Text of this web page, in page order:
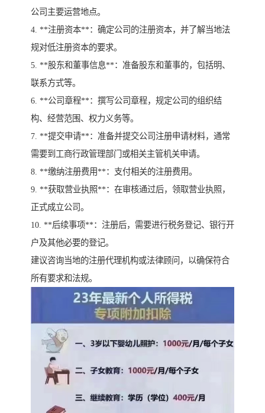
公司主要运营地点。
4. **注册资本**：确定公司的注册资本，并了解当地法
规对低注册资本的要求。
5. **股东和董事信息**：准备股东和董事的，包括明、
联系方式等。
6. **公司章程**：撰写公司章程，规定公司的组织结
构、经营范围、权力义务等。
7. **提交申请**：准备并提交公司注册申请材料，通常
需要到工商行政管理部门或相关主管机关申请。
8. **缴纳注册费用**：支付相关的注册费用。
9. **获取营业执照**：在审核通过后，领取营业执照，
正式成立公司。
10. **后续事项**：注册后，需要进行税务登记、银行开
户及其他必要的登记。
建议咨询当地的注册代理机构或法律顾问，以确保符合
所有要求和法规。